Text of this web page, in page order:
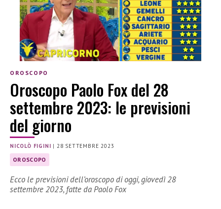
OROSCOPO
Oroscopo Paolo Fox del 28
settembre 2023: le previsioni
del giorno
NICOLÒ FIGINI | 28 SETTEMBRE 2023
OROSCOPO
Ecco le previsioni dell’oroscopo di oggi, giovedì 28
settembre 2023, fatte da Paolo Fox